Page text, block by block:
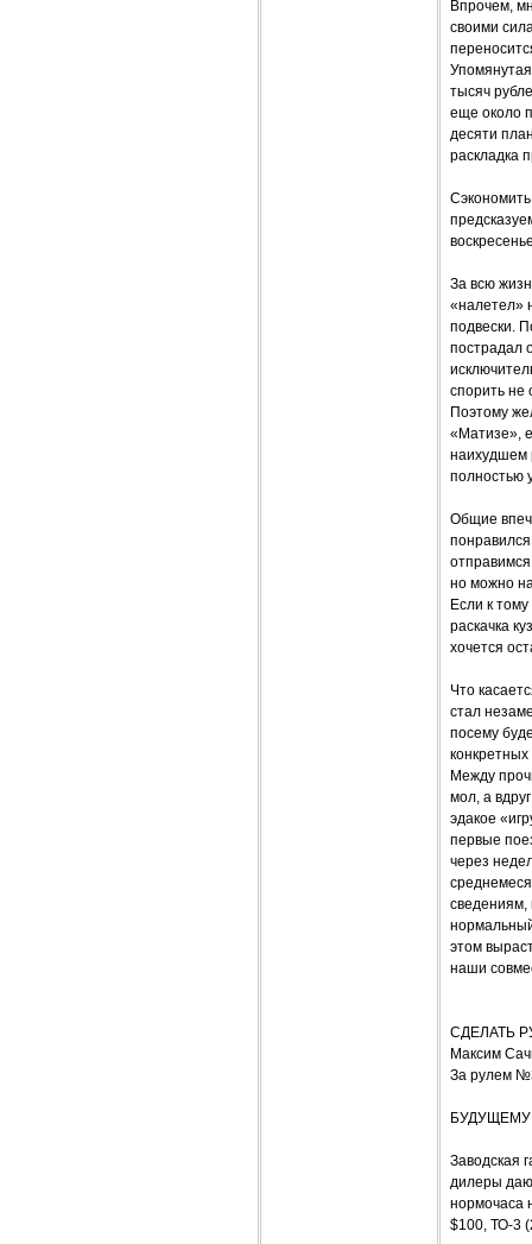
Впрочем,
своими
тысяч
еще около
десяти
раскладка
За всю
«налетел»
подвески.
пострадал
спорить не
Поэтому
«Матизе»,
наихудшем
полностью
Общие
но можно
Если к
раскачка
хочется
Что
стал
посему
конкретных
Между
мол, а
эдакое
первые
через
сведениям,
этом
наши
СДЕЛАТЬ
Максим
За рулем
Заводская
дилеры
нормочаса
$100, ТО-3